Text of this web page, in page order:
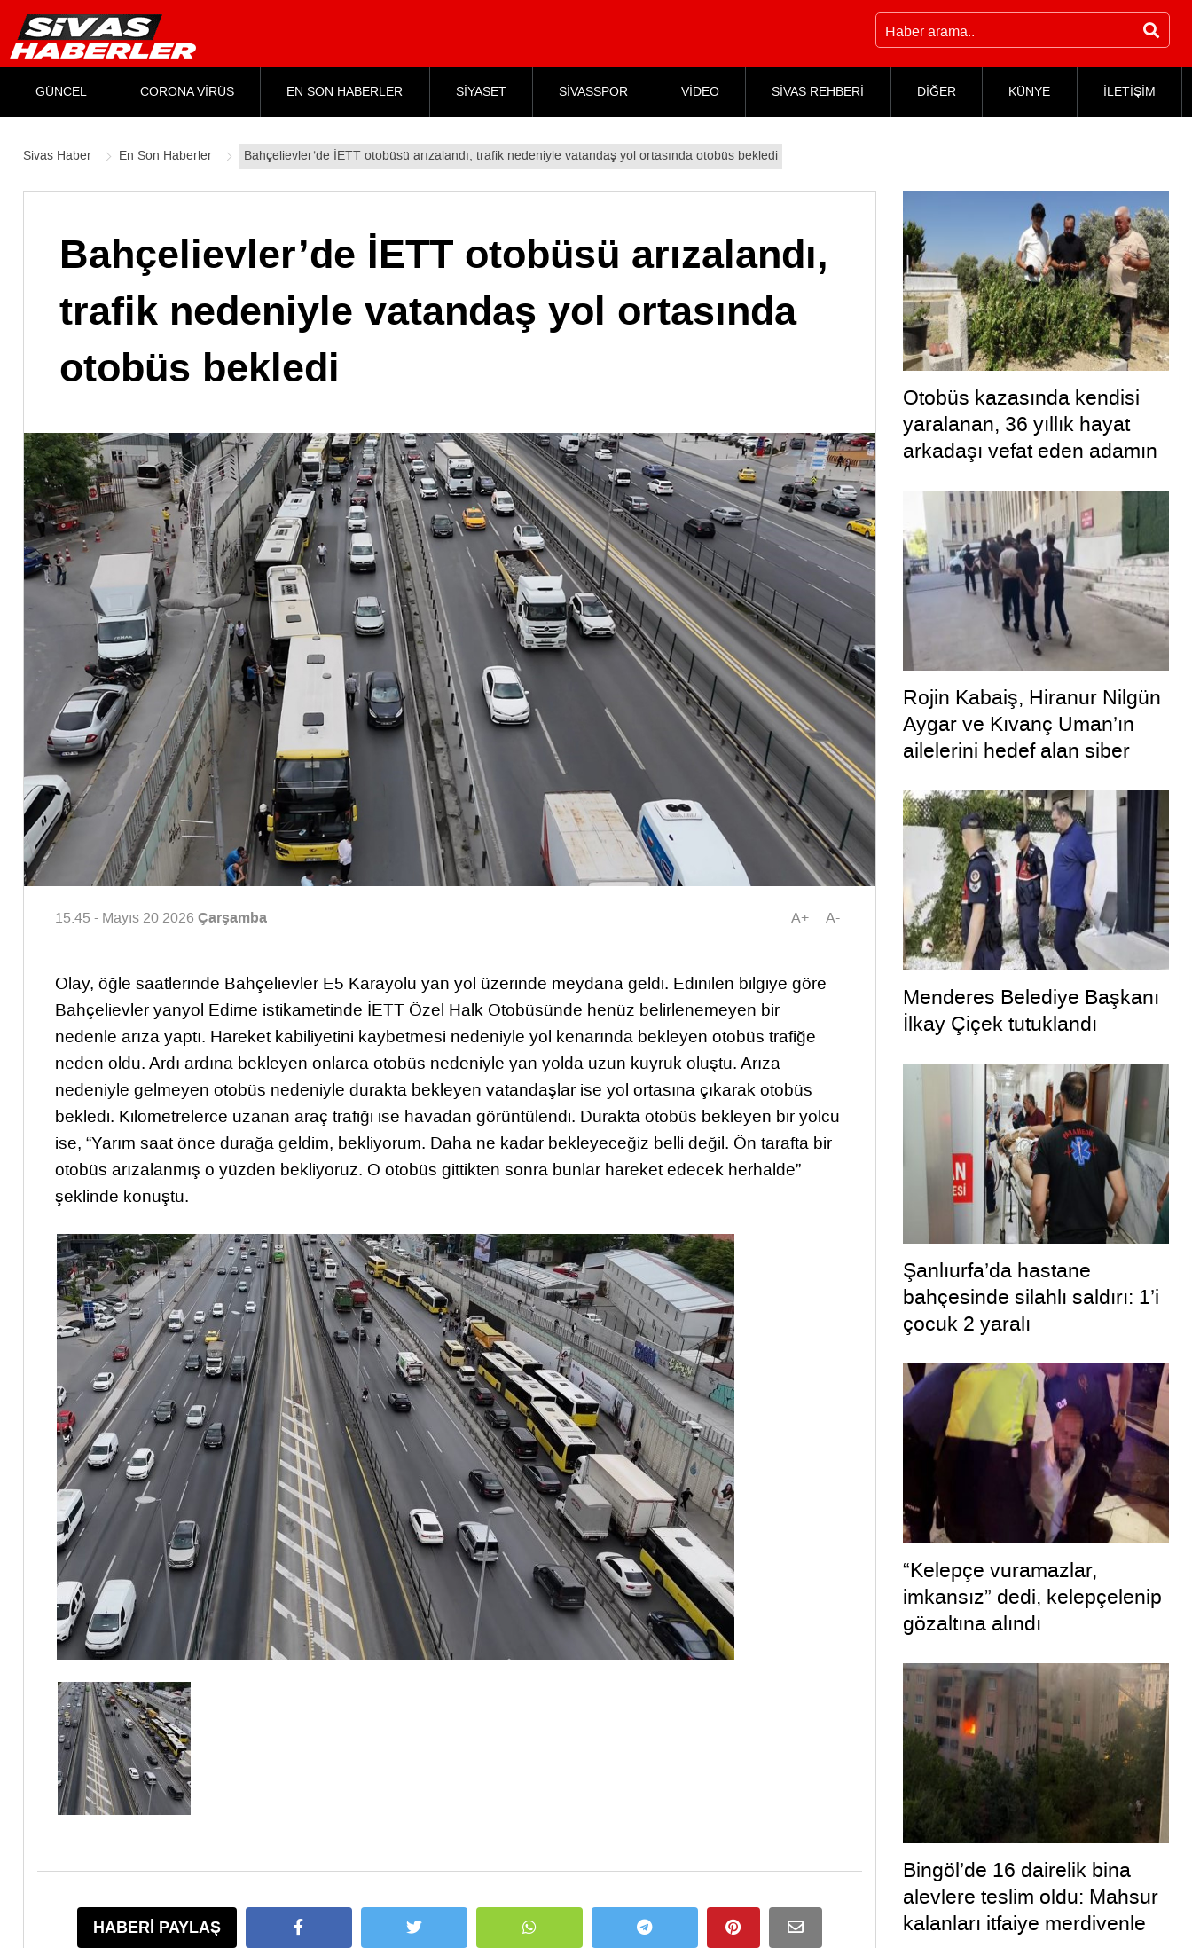
GÜNCEL CORONA VİRÜS EN SON HABERLER SİYASET SİVASSPOR VİDEO SİVAS REHBERİ DİĞER KÜNYE İLETİŞİM
Sivas Haber En Son Haberler Bahçelievler’de İETT otobüsü arızalandı, trafik nedeniyle vatandaş yol ortasında otobüs bekledi
Bahçelievler’de İETT otobüsü arızalandı,
trafik nedeniyle vatandaş yol ortasında
otobüs bekledi
15:45 - Mayıs 20 2026 Çarşamba A+ A-
Olay, öğle saatlerinde Bahçelievler E5 Karayolu yan yol üzerinde meydana geldi. Edinilen bilgiye göre
Bahçelievler yanyol Edirne istikametinde İETT Özel Halk Otobüsünde henüz belirlenemeyen bir
nedenle arıza yaptı. Hareket kabiliyetini kaybetmesi nedeniyle yol kenarında bekleyen otobüs trafiğe
neden oldu. Ardı ardına bekleyen onlarca otobüs nedeniyle yan yolda uzun kuyruk oluştu. Arıza
nedeniyle gelmeyen otobüs nedeniyle durakta bekleyen vatandaşlar ise yol ortasına çıkarak otobüs
bekledi. Kilometrelerce uzanan araç trafiği ise havadan görüntülendi. Durakta otobüs bekleyen bir yolcu
ise, “Yarım saat önce durağa geldim, bekliyorum. Daha ne kadar bekleyeceğiz belli değil. Ön tarafta bir
otobüs arızalanmış o yüzden bekliyoruz. O otobüs gittikten sonra bunlar hareket edecek herhalde”
şeklinde konuştu.
HABERİ PAYLAŞ
Otobüs kazasında kendisi
yaralanan, 36 yıllık hayat
arkadaşı vefat eden adamın
defalarca uyardığı ortaya
çıktı
Rojin Kabaiş, Hiranur Nilgün
Aygar ve Kıvanç Uman’ın
ailelerini hedef alan siber
Menderes Belediye Başkanı
İlkay Çiçek tutuklandı
Şanlıurfa’da hastane
bahçesinde silahlı saldırı: 1’i
çocuk 2 yaralı
“Kelepçe vuramazlar,
imkansız” dedi, kelepçelenip
gözaltına alındı
Bingöl’de 16 dairelik bina
alevlere teslim oldu: Mahsur
kalanları itfaiye merdivenle